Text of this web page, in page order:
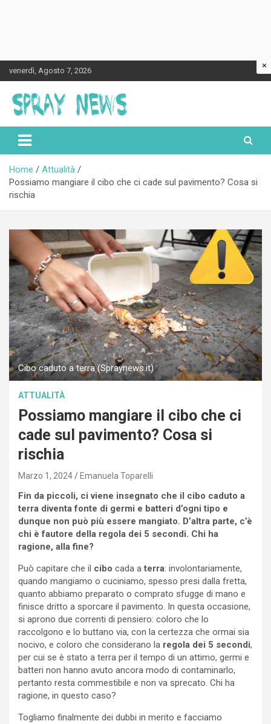
to
content
venerdì, Agosto 7, 2026
Spraynews.it
Home
Attualità
Possiamo mangiare il cibo che ci cade sul pavimento? Cosa si
rischia
Cibo caduto a terra (Spraynews.it)
ATTUALITÀ
Possiamo mangiare il cibo che ci
cade sul pavimento? Cosa si
rischia
Marzo 1, 2024 Emanuela Toparelli
Fin da piccoli, ci viene insegnato che il cibo caduto a
terra diventa fonte di germi e batteri d’ogni tipo e
dunque non può più essere mangiato. D’altra parte, c’è
chi è fautore della regola dei 5 secondi. Chi ha
ragione, alla fine?
Può capitare che il cibo cada aterra: involontariamente,
quando mangiamo o cuciniamo, spesso presi dalla fretta,
quanto abbiamo preparato o comprato sfugge di mano e
finisce dritto a sporcare il pavimento. In questa occasione,
si aprono due correnti di pensiero: coloro che lo
raccolgono e lo buttano via, con la certezza che ormai sia
nocivo, e coloro che considerano la regola dei 5 secondi,
per cui se è stato a terra per il tempo di un attimo, germi e
batteri non hanno avuto ancora modo di contaminarlo,
pertanto resta commestibile e non va sprecato. Chi ha
ragione, in questo caso?
Togliamo finalmente dei dubbi in merito e facciamo
×